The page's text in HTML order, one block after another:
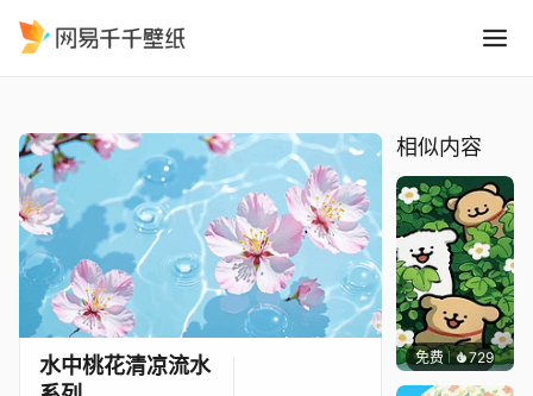
水中桃花清凉流水
相似内容
免费 729渔小小